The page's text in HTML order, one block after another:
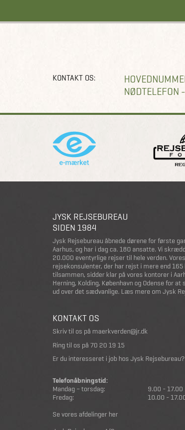
KONTAKT OS:
NØDTELEFON
JYSK REJSEBUREAU
SIDEN 1984
Jysk Rejsebureau åbnede dørene for første
Aarhus, og har i dag ca. 180 ansatte. Vi
20.000 eventyrlige rejser til hele verden.
rejsekonsulenter, der har rejst i mere end 165
tilsammen, sidder klar på vores kontorer i
Herning, Kolding, København og Odense for at
ud over det sædvanlige. Læs mere om Jysk
KONTAKT OS
Skriv til os på maerkverden@jr.dk
Ring til os på 70 20 19 15
Er du interesseret i job hos Jysk Rejsebureau?
Telefonåbningstid:
Mandag – torsdag:
9.00 - 17.00
Fredag:
10.00 -
Se vores afdelinger her